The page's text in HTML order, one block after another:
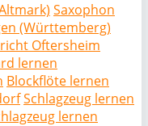
Saxophon
(Württemberg)
Oftersheim
lernen
Blockflöte lernen
Schlagzeug lernen
lernen